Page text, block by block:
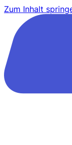
Zum Inhalt